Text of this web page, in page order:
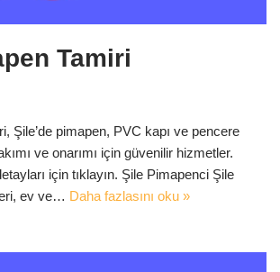
Tamiri
Şile’de pimapen, PVC kapı ve pencere
ve onarımı için güvenilir hizmetler.
için tıklayın. Şile Pimapenci Şile
ev ve… Daha fazlasını oku »